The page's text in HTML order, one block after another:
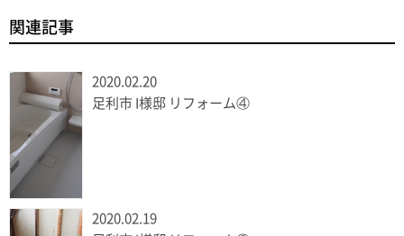
関連記事
2020.02.20
足利市 I様邸 リフォーム④
2020.02.19